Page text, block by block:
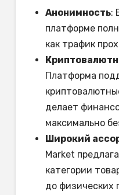
Анонимность:
платформе
как трафик
Платформа
делает
максимально
Широкий
Market
категории
до физических